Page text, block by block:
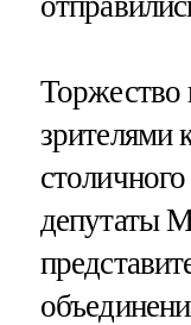
Торжество
зрителями
депутаты